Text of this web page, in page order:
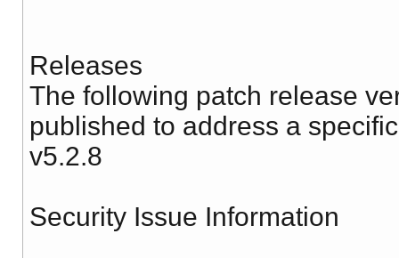
Releases
The following patch release
published to address a
v5.2.8
Security Issue Information